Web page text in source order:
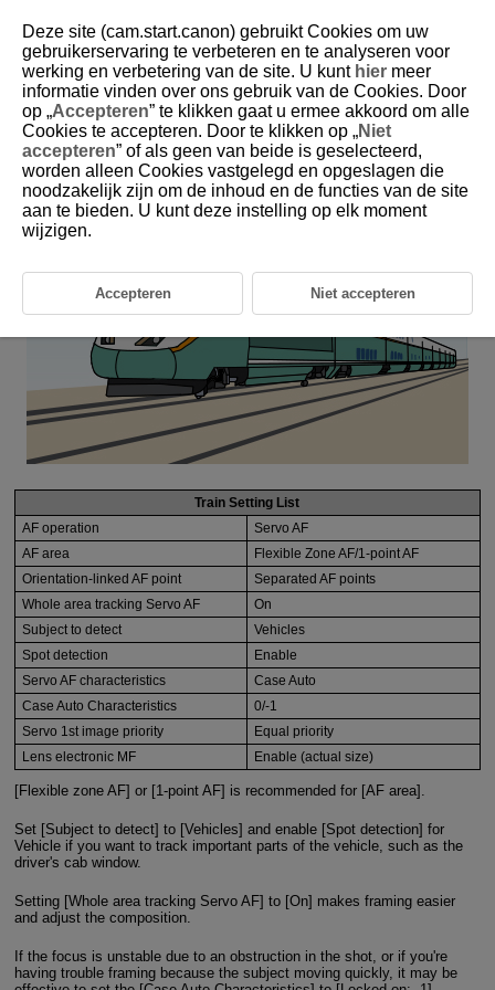
6-30 Trains (Electric Trains, Bullet Trains, etc.)
This setting is perfect for shooting moving trains.
Train Setting List
AF operation
Servo AF
AF area
Flexible Zone AF/1-point AF
Orientation-linked AF point
Separated AF points
Whole area tracking Servo AF
On
Subject to detect
Vehicles
Spot detection
Enable
Servo AF characteristics
Case Auto
Case Auto Characteristics
0/-1
Servo 1st image priority
Equal priority
Lens electronic MF
Enable (actual size)
[Flexible zone AF] or [1-point AF] is recommended for [AF area].
Set [Subject to detect] to [Vehicles] and enable [Spot detection] for
Vehicle if you want to track important parts of the vehicle, such as the
driver's cab window.
Setting [Whole area tracking Servo AF] to [On] makes framing easier
and adjust the composition.
If the focus is unstable due to an obstruction in the shot, or if you're
having trouble framing because the subject moving quickly, it may be
Deze site (cam.start.canon) gebruikt Cookies om uw
gebruikerservaring te verbeteren en te analyseren voor
werking en verbetering van de site. U kunt hier meer
informatie vinden over ons gebruik van de Cookies. Door
op „Accepteren” te klikken gaat u ermee akkoord om alle
Cookies te accepteren. Door te klikken op „Niet
accepteren” of als geen van beide is geselecteerd,
worden alleen Cookies vastgelegd en opgeslagen die
noodzakelijk zijn om de inhoud en de functies van de site
aan te bieden. U kunt deze instelling op elk moment
wijzigen.
Accepteren Niet accepteren